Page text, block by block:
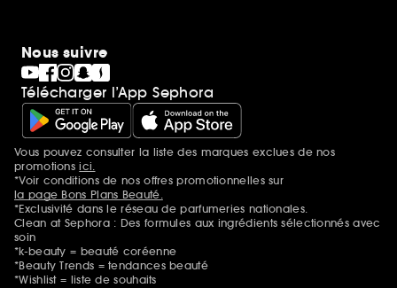
Nous suivre
Télécharger l’App Sephora
Mentions additionnelles
Vous pouvez consulter la liste des marques exclues de nos
promotionsici.
*Voir conditions de nos offres promotionnelles sur
la page Bons Plans Beauté.
*Exclusivité dans le réseau de parfumeries nationales.
Clean at Sephora : Des formules aux ingrédients sélectionnés avec
soin
*k-beauty = beauté coréenne
*Beauty Trends = tendances beauté
*Wishlist = liste de souhaits